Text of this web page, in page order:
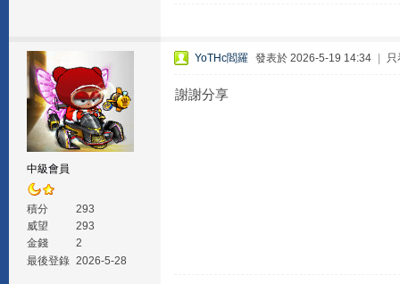
中級會員
積分
293
威望
293
金錢
2
最後登錄 2026-5-28
YoTHc閻羅 發表於 2026-5-19 14:34 只
謝謝分享